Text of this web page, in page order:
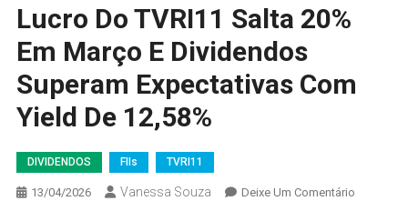
Lucro Do TVRI11 Salta 20%
Em Março E Dividendos
Superam Expectativas Com
Yield De 12,58%
DIVIDENDOS FIIs TVRI11
13/04/2026 Vanessa Souza Deixe Um ComentárioOn